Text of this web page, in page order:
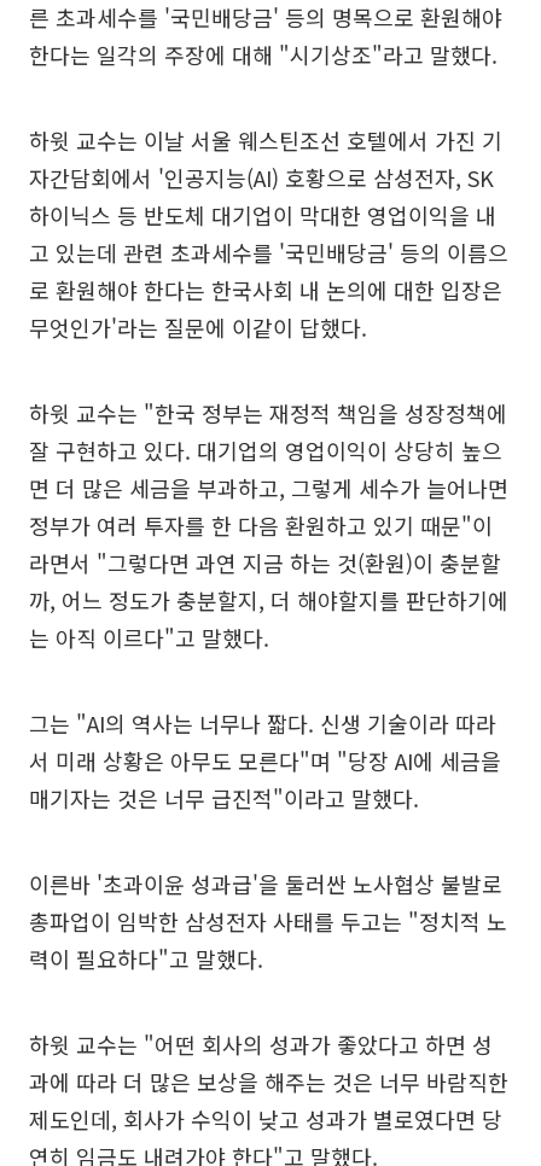
른 초과세수를 '국민배당금' 등의 명목으로 환원해야
한다는 일각의 주장에 대해 "시기상조"라고 말했다.
하윗 교수는 이날 서울 웨스틴조선 호텔에서 가진 기
자간담회에서 '인공지능(AI) 호황으로 삼성전자, SK
하이닉스 등 반도체 대기업이 막대한 영업이익을 내
고 있는데 관련 초과세수를 '국민배당금' 등의 이름으
로 환원해야 한다는 한국사회 내 논의에 대한 입장은
무엇인가'라는 질문에 이같이 답했다.
하윗 교수는 "한국 정부는 재정적 책임을 성장정책에
잘 구현하고 있다. 대기업의 영업이익이 상당히 높으
면 더 많은 세금을 부과하고, 그렇게 세수가 늘어나면
정부가 여러 투자를 한 다음 환원하고 있기 때문"이
라면서 "그렇다면 과연 지금 하는 것(환원)이 충분할
까, 어느 정도가 충분할지, 더 해야할지를 판단하기에
는 아직 이르다"고 말했다.
그는 "AI의 역사는 너무나 짧다. 신생 기술이라 따라
서 미래 상황은 아무도 모른다"며 "당장 AI에 세금을
매기자는 것은 너무 급진적"이라고 말했다.
이른바 '초과이윤 성과급'을 둘러싼 노사협상 불발로
총파업이 임박한 삼성전자 사태를 두고는 "정치적 노
력이 필요하다"고 말했다.
하윗 교수는 "어떤 회사의 성과가 좋았다고 하면 성
과에 따라 더 많은 보상을 해주는 것은 너무 바람직한
제도인데, 회사가 수익이 낮고 성과가 별로였다면 당
연히 임금도 내려가야 한다"고 말했다.